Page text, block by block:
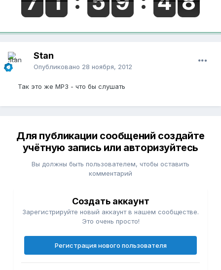
Stan
Опубликовано 28 ноября, 2012
Так это же MP3 - что бы слушать
Для публикации сообщений создайте
учётную запись или авторизуйтесь
Вы должны быть пользователем, чтобы оставить
комментарий
Создать аккаунт
Зарегистрируйте новый аккаунт в нашем сообществе.
Это очень просто!
Регистрация нового пользователя